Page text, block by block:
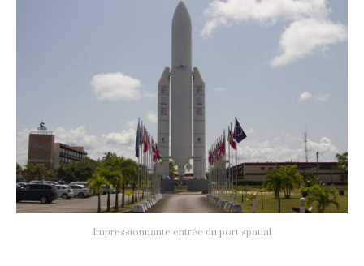
Impressionnante entrée du port spatial